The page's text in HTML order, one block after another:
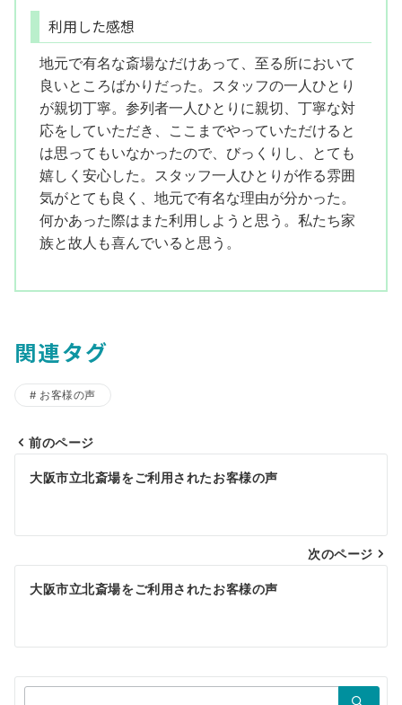
利用した感想
地元で有名な斎場なだけあって、至る所において
良いところばかりだった。スタッフの一人ひとり
が親切丁寧。参列者一人ひとりに親切、丁寧な対
応をしていただき、ここまでやっていただけると
は思ってもいなかったので、びっくりし、とても
嬉しく安心した。スタッフ一人ひとりが作る雰囲
気がとても良く、地元で有名な理由が分かった。
何かあった際はまた利用しようと思う。私たち家
族と故人も喜んでいると思う。
関連タグ
お客様の声
投
ナ
ビ
ゲ
シ
ョ
前のページ
大阪市立北斎場をご利用されたお客様の声
次のページ
大阪市立北斎場をご利用されたお客様の声